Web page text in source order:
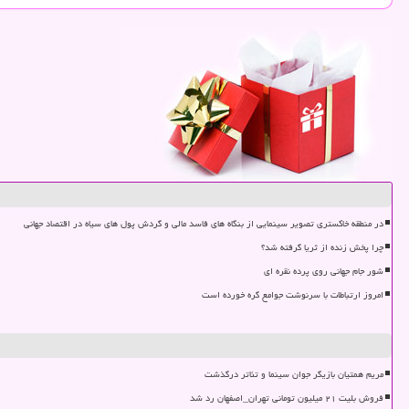
در منطقه خاکستری تصویر سینمایی از بنگاه های فاسد مالی و گردش پول های سیاه در اقتصاد جهانی
چرا پخش زنده از ثریا گرفته شد؟
شور جام جهانی روی پرده نقره ای
امروز ارتباطات با سرنوشت جوامع گره خورده است
مریم همتیان بازیگر جوان سینما و تئاتر درگذشت
فروش بلیت ۲۱ میلیون تومانی تهران_اصفهان رد شد